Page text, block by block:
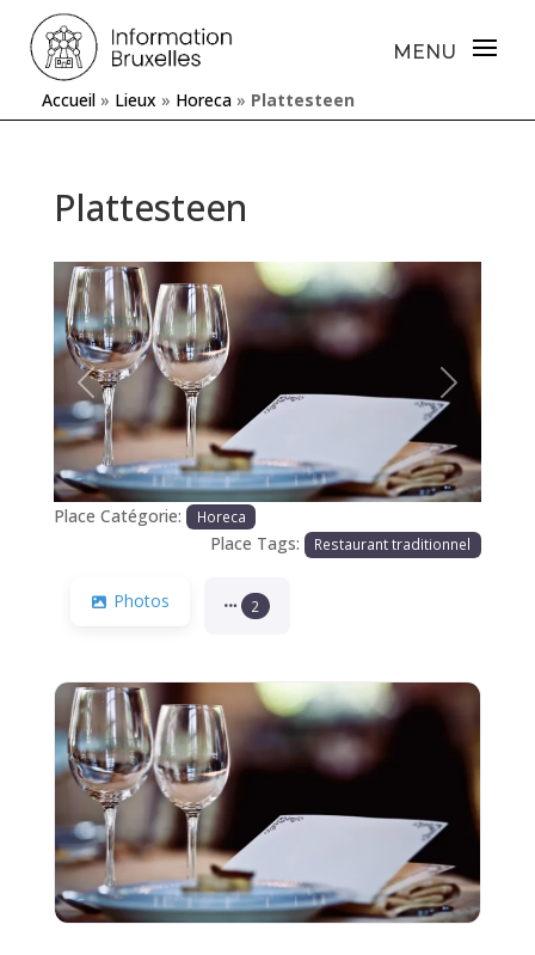
Accueil » Lieux » Horeca » Plattesteen
Plattesteen
Précédente Prochaine
Place Catégorie: Horeca
Place Tags: Restaurant traditionnel
Photos 2